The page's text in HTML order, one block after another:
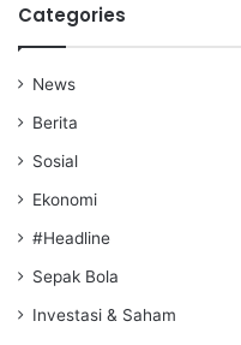
Categories
News
Berita
Sosial
Ekonomi
#Headline
Sepak Bola
Investasi & Saham